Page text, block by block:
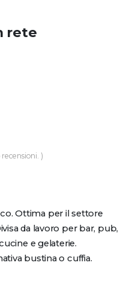
rete
)
Ottima per il settore
da lavoro per bar, pub,
e gelaterie.
bustina o cuffia.